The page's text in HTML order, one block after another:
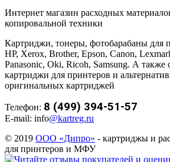
Интернет магазин расходных
копировальной техники
Картриджи, тонеры, фотобарабаны
HP, Xerox, Brother, Epson, Canon,
Panasonic, Oki, Ricoh, Samsung. А также
картриджи для принтеров и
оригинальных картриджей
Телефон: 8 (499) 394-51-57
E-mail: info@kartreg.ru
© 2019 ООО «Дипро» - картриджы и
для принтеров и МФУ